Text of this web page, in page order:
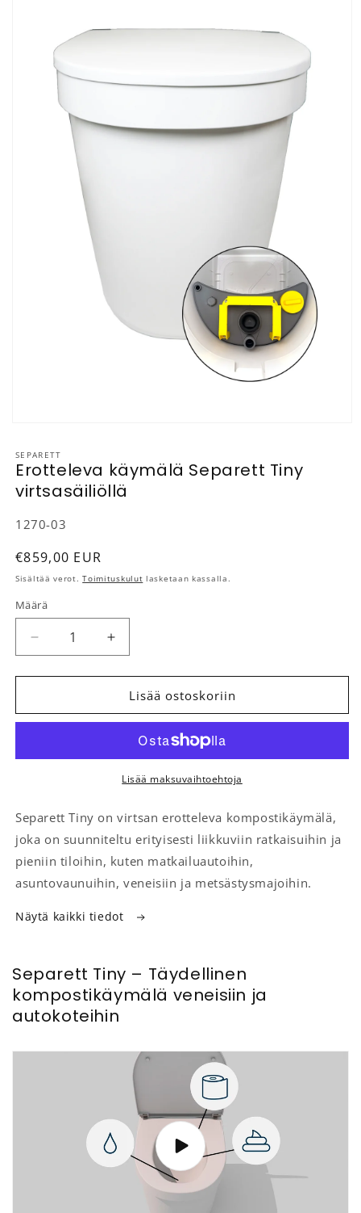
SEPARETT
Erotteleva käymälä Separett Tiny
virtsasäiliöllä
SKU-koodi:
1270-03
Normaalihinta
€859,00 EUR
Sisältää verot.Toimituskulut lasketaan kassalla.
Määrä
Määrä
Vähennä tuotteen Erotteleva käymälä Separett
Lisää tuotteen Erotteleva käymälä
Lisää ostoskoriin
Lisää maksuvaihtoehtoja
Separett Tiny on virtsan erotteleva kompostikäymälä,
joka on suunniteltu erityisesti liikkuviin ratkaisuihin ja
pieniin tiloihin, kuten matkailuautoihin,
asuntovaunuihin, veneisiin ja metsästysmajoihin.
Näytä kaikki tiedot
Separett Tiny – Täydellinen
kompostikäymälä veneisiin ja
autokoteihin